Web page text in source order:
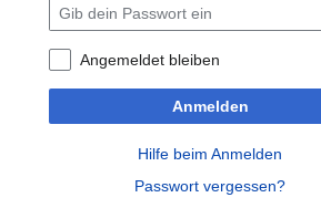
Angemeldet bleiben
Anmelden
Hilfe beim Anmelden
Passwort vergessen?